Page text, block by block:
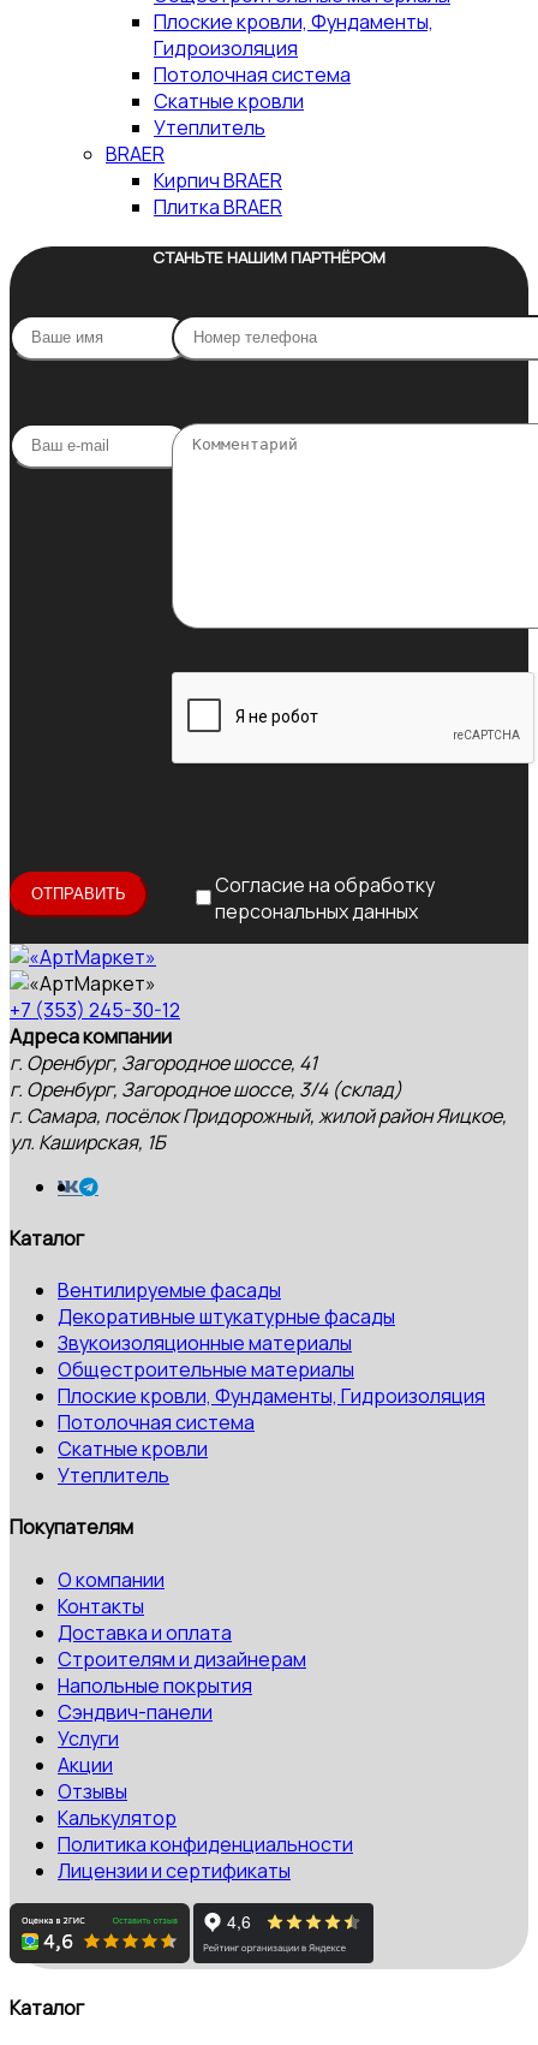
Плоские кровли, Фундаменты,
Гидроизоляция
Потолочная система
Скатные кровли
Утеплитель
BRAER
Кирпич BRAER
Плитка BRAER
СТАНЬТЕ НАШИМ ПАРТНЁРОМ
Согласие на обработку
персональных данных
+7 (353) 245-30-12
Адреса компании
г. Оренбург, Загородное шоссе, 41
г. Оренбург, Загородное шоссе, 3/4 (склад)
г. Самара, посёлок Придорожный, жилой район Яицкое,
ул. Каширская, 1Б
Каталог
Вентилируемые фасады
Декоративные штукатурные фасады
Звукоизоляционные материалы
Общестроительные материалы
Плоские кровли, Фундаменты, Гидроизоляция
Потолочная система
Скатные кровли
Утеплитель
Покупателям
О компании
Контакты
Доставка и оплата
Строителям и дизайнерам
Напольные покрытия
Сэндвич-панели
Услуги
Акции
Отзывы
Калькулятор
Политика конфиденциальности
Лицензии и сертификаты
Каталог